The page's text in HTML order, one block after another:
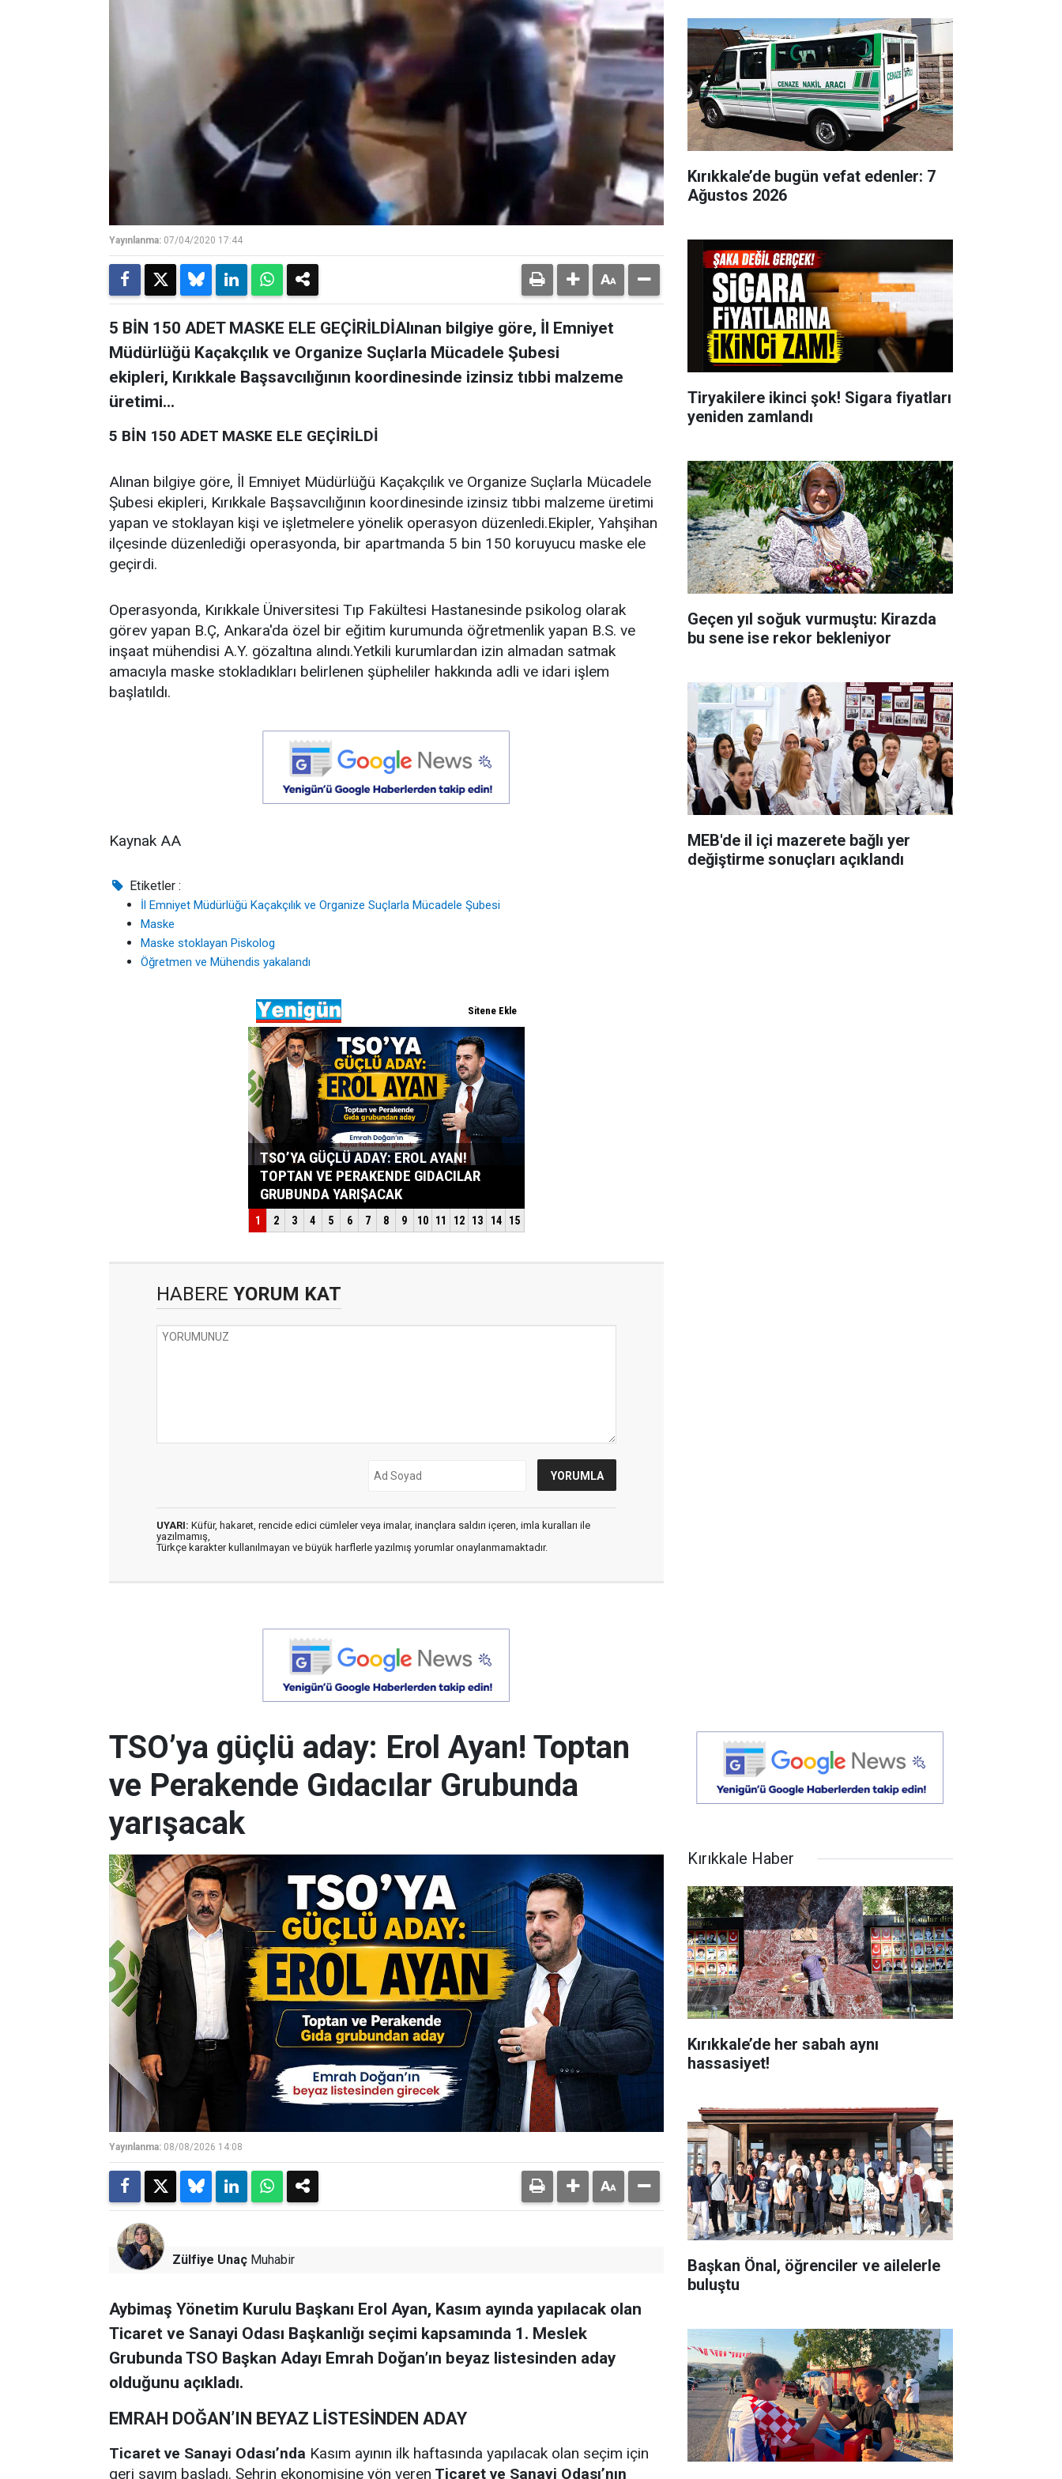
Yayınlanma: 07/04/2020 17:44
5 BİN 150 ADET MASKE ELE GEÇİRİLDİAlınan bilgiye göre, İl Emniyet
Müdürlüğü Kaçakçılık ve Organize Suçlarla Mücadele Şubesi
ekipleri, Kırıkkale Başsavcılığının koordinesinde izinsiz tıbbi malzeme
üretimi...
5 BİN 150 ADET MASKE ELE GEÇİRİLDİ
Alınan bilgiye göre, İl Emniyet Müdürlüğü Kaçakçılık ve Organize Suçlarla Mücadele
Şubesi ekipleri, Kırıkkale Başsavcılığının koordinesinde izinsiz tıbbi malzeme üretimi
yapan ve stoklayan kişi ve işletmelere yönelik operasyon düzenledi.Ekipler, Yahşihan
ilçesinde düzenlediği operasyonda, bir apartmanda 5 bin 150 koruyucu maske ele
geçirdi.
Operasyonda, Kırıkkale Üniversitesi Tıp Fakültesi Hastanesinde psikolog olarak
görev yapan B.Ç, Ankara'da özel bir eğitim kurumunda öğretmenlik yapan B.S. ve
inşaat mühendisi A.Y. gözaltına alındı.Yetkili kurumlardan izin almadan satmak
amacıyla maske stokladıkları belirlenen şüpheliler hakkında adli ve idari işlem
başlatıldı.
Kaynak AA
Etiketler :
İl Emniyet Müdürlüğü Kaçakçılık ve Organize Suçlarla Mücadele Şubesi
Maske
Maske stoklayan Piskolog
Öğretmen ve Mühendis yakalandı
HABERE YORUM KAT
UYARI: Küfür, hakaret, rencide edici cümleler veya imalar, inançlara saldırı içeren, imla kuralları ile
yazılmamış,
Türkçe karakter kullanılmayan ve büyük harflerle yazılmış yorumlar onaylanmamaktadır.
Kırıkkale’de bugün vefat edenler: 7
Ağustos 2026
Tiryakilere ikinci şok! Sigara fiyatları
yeniden zamlandı
Geçen yıl soğuk vurmuştu: Kirazda
bu sene ise rekor bekleniyor
MEB'de il içi mazerete bağlı yer
değiştirme sonuçları açıklandı
TSO’ya güçlü aday: Erol Ayan! Toptan
ve Perakende Gıdacılar Grubunda
yarışacak
Yayınlanma: 08/08/2026 14:08
Zülfiye Unaç Muhabir
Aybimaş Yönetim Kurulu Başkanı Erol Ayan, Kasım ayında yapılacak olan
Ticaret ve Sanayi Odası Başkanlığı seçimi kapsamında 1. Meslek
Grubunda TSO Başkan Adayı Emrah Doğan’ın beyaz listesinden aday
olduğunu açıkladı.
EMRAH DOĞAN’IN BEYAZ LİSTESİNDEN ADAY
Ticaret ve Sanayi Odası’nda Kasım ayının ilk haftasında yapılacak olan seçim için
geri sayım başladı. Şehrin ekonomisine yön veren Ticaret ve Sanayi Odası’nın
Kırıkkale Haber
Kırıkkale’de her sabah aynı
hassasiyet!
Başkan Önal, öğrenciler ve ailelerle
buluştu